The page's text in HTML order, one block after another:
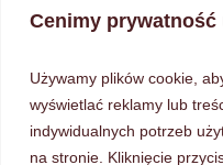
Cenimy
Używamy plików cookie,
wyświetlać reklamy lub
indywidualnych potrzeb
na stronie. Kliknięcie
Powiedz
Masz pytanie
Chcesz sprawdzić